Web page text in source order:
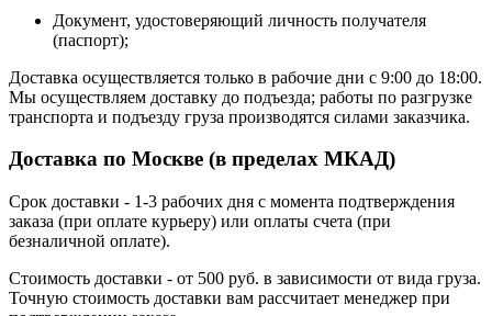
Документ, удостоверяющий личность получателя
(паспорт);
Доставка осуществляется только в рабочие дни с 9:00 до 18:00.
Мы осуществляем доставку до подъезда; работы по разгрузке
транспорта и подъезду груза производятся силами заказчика.
Доставка по Москве (в пределах МКАД)
Срок доставки - 1-3 рабочих дня с момента подтверждения
заказа (при оплате курьеру) или оплаты счета (при
безналичной оплате).
Стоимость доставки - от 500 руб. в зависимости от вида груза.
Точную стоимость доставки вам рассчитает менеджер при